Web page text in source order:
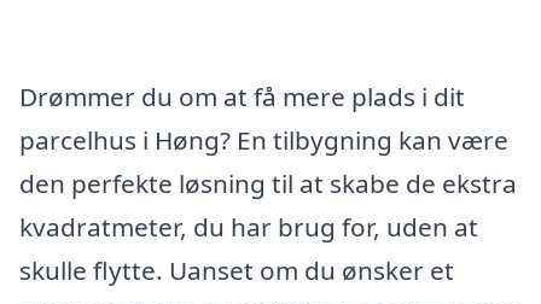
Drømmer du om at få mere plads i dit
parcelhus i Høng? En tilbygning kan være
den perfekte løsning til at skabe de ekstra
kvadratmeter, du har brug for, uden at
skulle flytte. Uanset om du ønsker et